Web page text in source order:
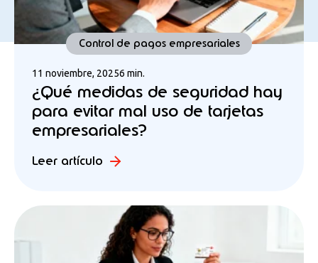
Control de pagos empresariales
11 noviembre, 20256 min.
¿Qué medidas de seguridad hay
para evitar mal uso de tarjetas
empresariales?
Leer artículo